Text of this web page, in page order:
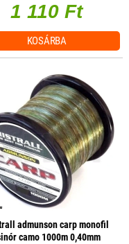
1 110 Ft
KOSÁRBA
admunson carp monofil
camo 1000m 0,40mm